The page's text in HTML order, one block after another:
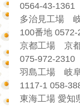
0564-43-1361
多治見工場
100番地 0572-
京都工場 京
075-972-2310
羽島工場 岐
1117-1 058-
東海工場 愛知